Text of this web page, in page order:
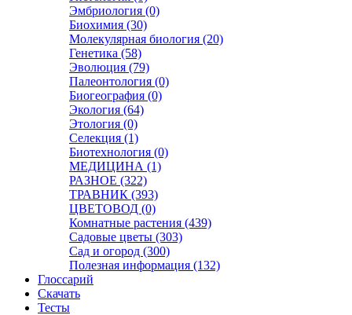
Эмбриология (0)
Биохимия (30)
Молекулярная биология (20)
Генетика (58)
Эволюция (79)
Палеонтология (0)
Биогеография (0)
Экология (64)
Этология (0)
Селекция (1)
Биотехнология (0)
МЕДИЦИНА (1)
РАЗНОЕ (322)
ТРАВНИК (393)
ЦВЕТОВОД (0)
Комнатные растения (439)
Садовые цветы (303)
Сад и огород (300)
Полезная информация (132)
Глоссарий
Скачать
Тесты